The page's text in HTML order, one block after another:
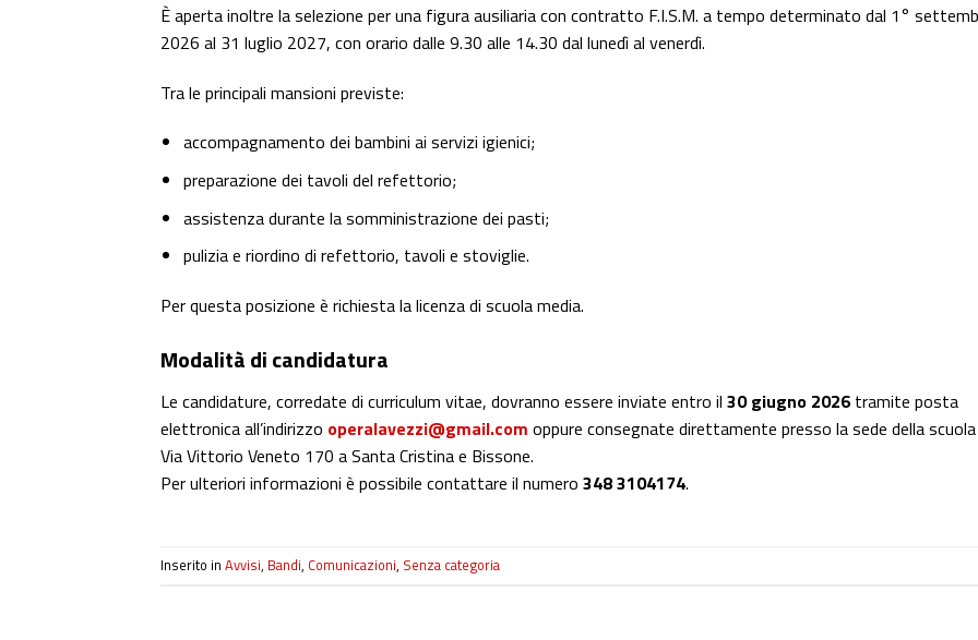
È aperta inoltre la selezione per una figura ausiliaria con contratto F.I.S.M. a tempo determinato dal 1°
2026 al 31 luglio 2027, con orario dalle 9.30 alle 14.30 dal lunedì al venerdì.
Tra le principali mansioni previste:
accompagnamento dei bambini ai servizi igienici;
preparazione dei tavoli del refettorio;
assistenza durante la somministrazione dei pasti;
pulizia e riordino di refettorio, tavoli e stoviglie.
Per questa posizione è richiesta la licenza di scuola media.
Modalità di candidatura
Le candidature, corredate di curriculum vitae, dovranno essere inviate entro il 30 giugno 2026 tramite posta
elettronica all’indirizzo operalavezzi@gmail.com oppure consegnate direttamente presso la sede della
Via Vittorio Veneto 170 a Santa Cristina e Bissone.
Per ulteriori informazioni è possibile contattare il numero 348 3104174.
Inserito in Avvisi, Bandi, Comunicazioni, Senza categoria